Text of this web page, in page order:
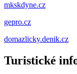
mkskdyne.cz
gepro.cz
domazlicky.denik.cz
Turistické